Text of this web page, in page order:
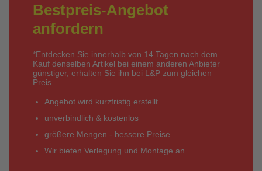
Bestpreis-Angebot
anfordern
*Entdecken Sie innerhalb von 14 Tagen nach dem
Kauf denselben Artikel bei einem anderen Anbieter
günstiger, erhalten Sie ihn bei L&P zum gleichen
Preis.
Angebot wird kurzfristig erstellt
unverbindlich & kostenlos
größere Mengen - bessere Preise
Wir bieten Verlegung und Montage an